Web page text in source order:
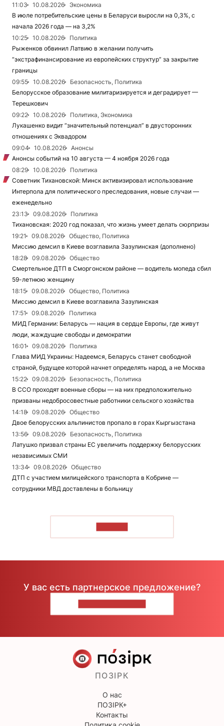
11:03 10.08.2026
Экономика
В июле потребительские цены в Беларуси выросли на 0,3%, с
начала 2026 года — на 3,2%
10:25
10.08.2026
Политика
Рыженков обвинил Латвию в желании получить
“экстрафинансирование из европейских структур” за закрытие
границы
09:55
10.08.2026
Безопасность, Политика
Белорусское образование милитаризируется и деградирует —
Терешкович
09:22
10.08.2026
Политика, Экономика
Лукашенко видит “значительный потенциал” в двусторонних
отношениях с Эквадором
09:04
10.08.2026
Анонсы
Анонсы событий на 10 августа — 4 ноября 2026 года
08:29
10.08.2026
Политика
Советник Тихановской: Минск активизировал использование
Интерпола для политического преследования, новые случаи —
еженедельно
23:13
09.08.2026
Политика
Тихановская: 2020 год показал, что жизнь умеет делать сюрпризы
19:21
09.08.2026
Общество, Политика
Миссию демсил в Киеве возглавила Зазулинская (дополнено)
18:28
09.08.2026
Общество
Смертельное ДТП в Сморгонском районе — водитель мопеда сбил
59-летнюю женщину
18:15
09.08.2026
Общество, Политика
Миссию демсил в Киеве возглавила Зазулинская
17:51
09.08.2026
Политика
МИД Германии: Беларусь — нация в сердце Европы, где живут
люди, жаждущие свободы и демократии
16:01
09.08.2026
Политика
Глава МИД Украины: Надеемся, Беларусь станет свободной
страной, будущее которой начнет определять народ, а не Москва
15:22
09.08.2026
Безопасность, Политика
В ССО проходят военные сборы — на них предположительно
призваны недобросовестные работники сельского хозяйства
14:18
09.08.2026
Общество
Двое белорусских альпинистов пропало в горах Кыргызстана
13:56
09.08.2026
Безопасность, Политика
Латушко призвал страны ЕС увеличить поддержку белорусских
независимых СМИ
13:34
09.08.2026
Общество
ДТП с участием милицейского транспорта в Кобрине —
сотрудники МВД доставлены в больницу
У вас есть партнерское предложение?
ПОЗІРК
О нас
ПОЗІРК+
Контакты